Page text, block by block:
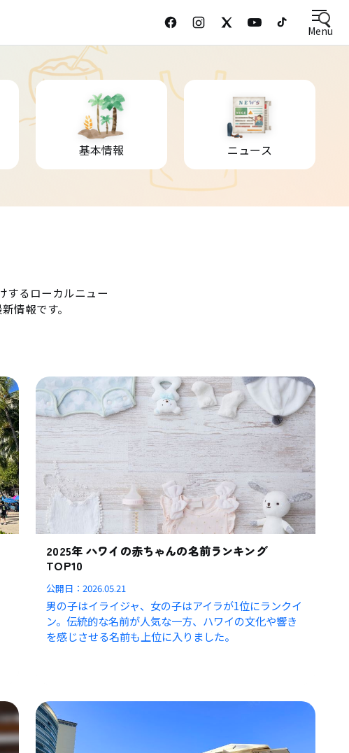
Menu
基本情報 ニュース
するローカルニュー
情報です。
2025年 ハワイの赤ちゃんの名前ランキング
TOP10
公開日：2026.05.21
男の子はイライジャ、女の子はアイラが1位にランクイ
ン。伝統的な名前が人気な一方、ハワイの文化や響き
を感じさせる名前も上位に入りました。